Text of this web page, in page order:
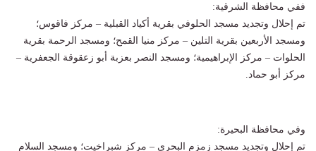
ففي محافظة الشرقية:
تم إحلال وتجديد مسجد الحلوفي بقرية أكياد القبلية – مركز فاقوس؛
ومسجد الأربعين بقرية التلين – مركز منيا القمح؛ ومسجد الرحمة بقرية
الحلوات – مركز الإبراهيمية؛ ومسجد النصر بعزبة أبو زعقوقة الجعفرية –
مركز أبو حماد.
وفي محافظة البحيرة:
تم إحلال وتجديد مسجد زمزم البحري – مركز شبراخيت؛ ومسجد السلام